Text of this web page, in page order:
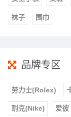
袜子 围巾
品牌专区
劳力士(Rolex)
耐克(Nike) 爱彼